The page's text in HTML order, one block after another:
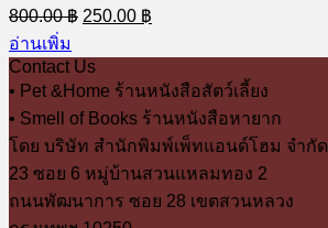
800.00฿ Original
price
800.00 ฿.
250.00 ฿
price
อ่านเพิ่ม
Contact Us
• Pet &Home ร้านหนังสือสัตว์เลี้ยง
• Smell of Books ร้านหนังสือหายาก
โดย บริษัท สำนักพิมพ์เพ็ทแอนด์โฮม จำกัด
23 ซอย 6 หมู่บ้านสวนแหลมทอง 2
ถนนพัฒนาการ ซอย 28 เขตสวนหลวง